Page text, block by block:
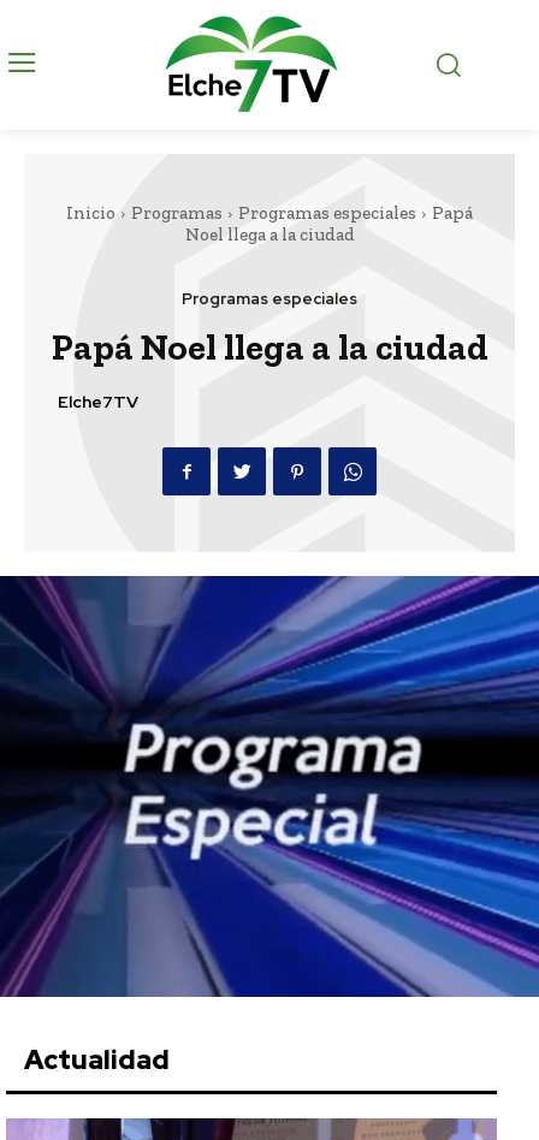
Inicio Programas Programas especiales
Papá
Noel llega a la ciudad
Programas especiales
Papá Noel llega a la ciudad
Elche7TV
Actualidad